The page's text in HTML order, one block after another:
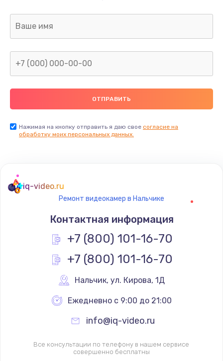
2000 руб.
Ремонт пищалок(твитеров)
900 руб.
Заказать
1795 руб.
Заказать
Ремонт разъема питания
1120 руб.
Заказать
Замена видеочипа
Заказать
Нажимая на кнопку отправить я даю свое согласие на
обработку моих персональных данных.
iq-video.ru
Ремонт видеокамер в Нальчике
Контактная информация
+7 (800) 101-16-70
+7 (800) 101-16-70
Нальчик, ул. Кирова, 1Д
Ежедневно с 9:00 до 21:00
info@iq-video.ru
Все консультации по телефону в нашем сервисе
совершенно бесплатны